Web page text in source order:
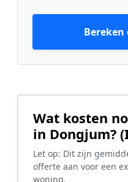
Bereken
Wat kosten
in Dongjum?
Let op: Dit zijn
offerte aan voor een
woning.